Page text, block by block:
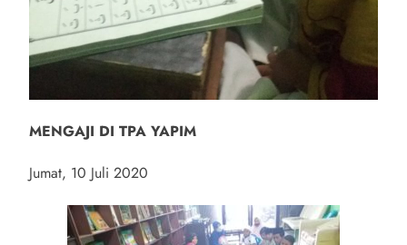
MENGAJI DI TPA YAPIM
Jumat, 10 Juli 2020